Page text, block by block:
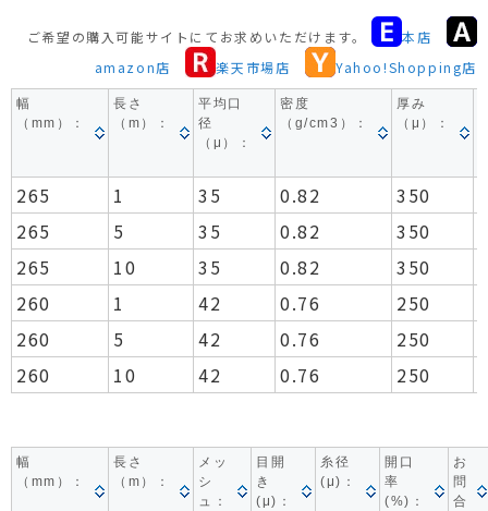
ご希望の購入可能サイトにてお求めいただけます。
本店
amazon店
楽天市場店 Yahoo!Shopping店
幅
（mm）：
長さ
（m）：
平均口
径
（μ）：
密度
（g/cm3）：
厚み
（μ）：
265 1 35 0.82 350
265
5 35 0.82 350
265
10 35 0.82 350
260
1 42 0.76 250
260
5 42 0.76 250
260
10 42 0.76 250
幅
（mm）：
長さ
（m）：
メッ
シ
ュ：
目開
き
(μ)：
糸径
(μ)：
開口
率
(%)：
お
問
合